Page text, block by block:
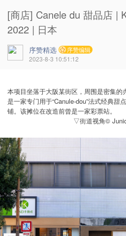
[商店] Canele du 甜品店 |
2022 | 日本
序赞精选
序赞编辑
2023-8-3 10:51:12
本项目坐落于大阪某街区，周围是密集的
是一家专门用于“Canule-dou”法式经典
铺。该摊位在改造前曾是一家彩票站。
▽街道视角©